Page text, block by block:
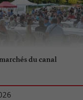
du canal